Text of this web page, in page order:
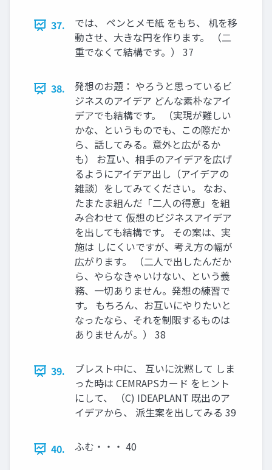
37.
では、 ペンとメモ紙 をもち、 机を移
動させ、大きな円を作ります。 （二
重でなくて結構です。） 37
38.
発想のお題： やろうと思っているビ
ジネスのアイデア どんな素朴なアイ
デアでも結構です。 （実現が難しい
かな、というものでも、この際だか
ら、話してみる。意外と広がるか
も） お互い、相手のアイデアを広げ
るようにアイデア出し（アイデアの
雑談）をしてみてください。 なお、
たまたま組んだ「二人の得意」を組
み合わせて 仮想のビジネスアイデア
を出しても結構です。 その案は、実
施は しにくいですが、考え方の幅が
広がります。 （二人で出したんだか
ら、やらなきゃいけない、という義
務、一切ありません。発想の練習で
す。 もちろん、お互いにやりたいと
なったなら、それを制限するものは
ありませんが。） 38
39.
ブレスト中に、 互いに沈黙して しま
った時は CEMRAPSカード をヒント
にして、 （C) IDEAPLANT 既出のア
イデアから、 派生案を出してみる 39
40. ふむ・・・ 40